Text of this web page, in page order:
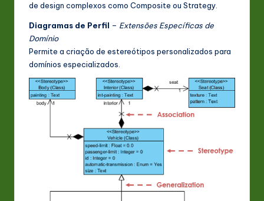
de design complexos como Composite ou Strategy.
Diagramas de Perfil – Extensões Específicas de
Domínio
Permite a criação de estereótipos personalizados para
domínios especializados.